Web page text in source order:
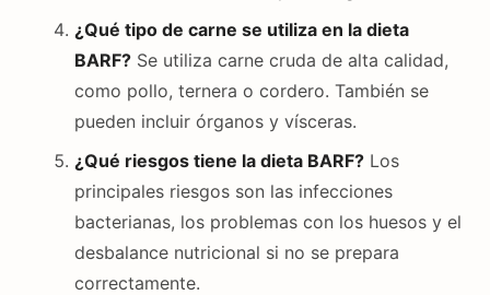
¿Qué tipo de carne se utiliza en la dieta
BARF? Se utiliza carne cruda de alta calidad,
como pollo, ternera o cordero. También se
pueden incluir órganos y vísceras.
¿Qué riesgos tiene la dieta BARF? Los
principales riesgos son las infecciones
bacterianas, los problemas con los huesos y el
desbalance nutricional si no se prepara
correctamente.